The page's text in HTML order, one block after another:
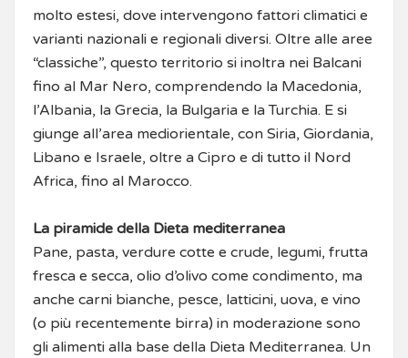
molto estesi, dove intervengono fattori climatici e
varianti nazionali e regionali diversi. Oltre alle aree
“classiche”, questo territorio si inoltra nei Balcani
fino al Mar Nero, comprendendo la Macedonia,
l’Albania, la Grecia, la Bulgaria e la Turchia. E si
giunge all’area mediorientale, con Siria, Giordania,
Libano e Israele, oltre a Cipro e di tutto il Nord
Africa, fino al Marocco.
La piramide della Dieta mediterranea
Pane, pasta, verdure cotte e crude, legumi, frutta
fresca e secca, olio d’olivo come condimento, ma
anche carni bianche, pesce, latticini, uova, e vino
(o più recentemente birra) in moderazione sono
gli alimenti alla base della Dieta Mediterranea. Un